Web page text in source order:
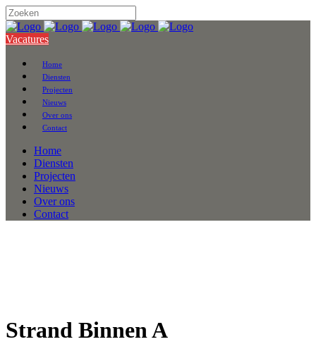
Vacatures
Home
Diensten
Projecten
Nieuws
Over ons
Contact
Home
Diensten
Projecten
Nieuws
Over ons
Contact
Strand Binnen A